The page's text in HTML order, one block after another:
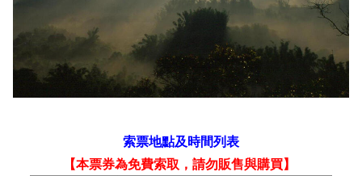
索票地點及時間列表
【本票券為免費索取，請勿販售與購買】